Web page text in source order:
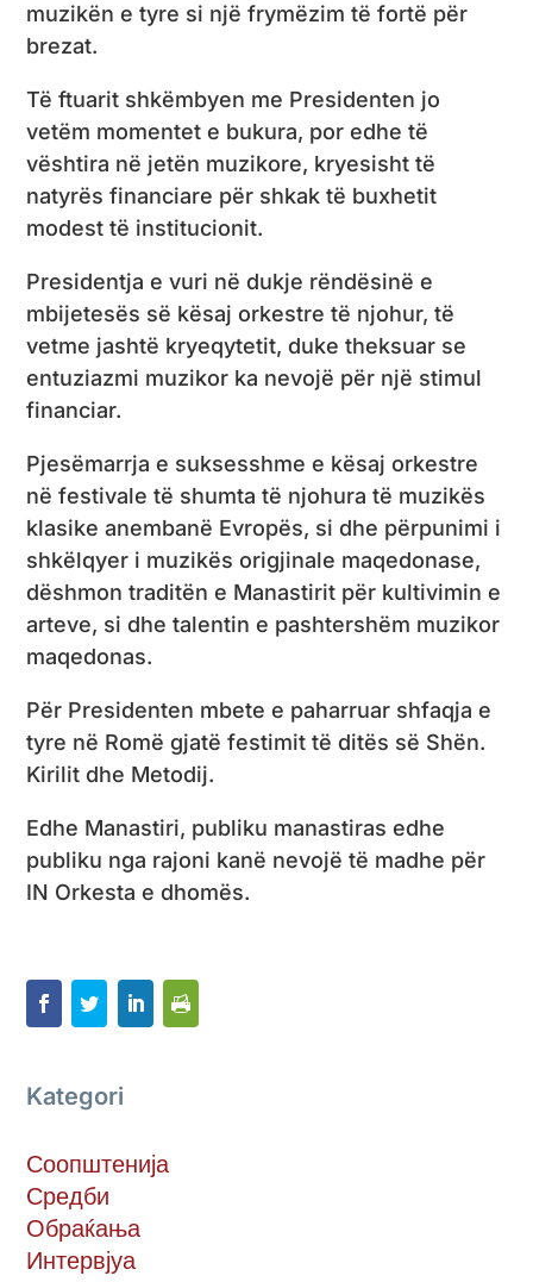
muzikën e tyre si një frymëzim të fortë për
brezat.
Të ftuarit shkëmbyen me Presidenten jo
vetëm momentet e bukura, por edhe të
vështira në jetën muzikore, kryesisht të
natyrës financiare për shkak të buxhetit
modest të institucionit.
Presidentja e vuri në dukje rëndësinë e
mbijetesës së kësaj orkestre të njohur, të
vetme jashtë kryeqytetit, duke theksuar se
entuziazmi muzikor ka nevojë për një stimul
financiar.
Pjesëmarrja e suksesshme e kësaj orkestre
në festivale të shumta të njohura të muzikës
klasike anembanë Evropës, si dhe përpunimi i
shkëlqyer i muzikës origjinale maqedonase,
dëshmon traditën e Manastirit për kultivimin e
arteve, si dhe talentin e pashtershëm muzikor
maqedonas.
Për Presidenten mbete e paharruar shfaqja e
tyre në Romë gjatë festimit të ditës së Shën.
Kirilit dhe Metodij.
Edhe Manastiri, publiku manastiras edhe
publiku nga rajoni kanë nevojë të madhe për
IN Orkesta e dhomës.
Kategori
Соопштенија
Средби
Обраќања
Интервјуа